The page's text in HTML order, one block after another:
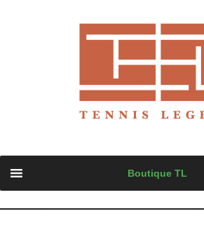
content
Boutique TL